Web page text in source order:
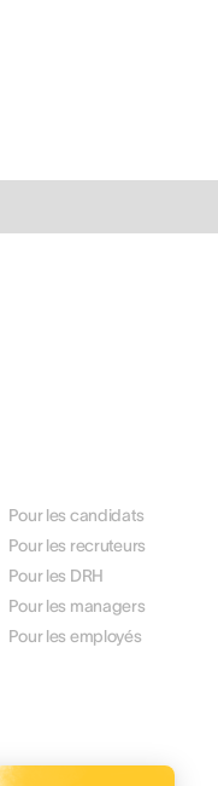
Pour les candidats
Pour les recruteurs
Pour les DRH
Pour les managers
Pour les employés
RESOURCES